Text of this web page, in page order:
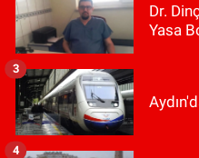
Dr.
Yasa
3
4